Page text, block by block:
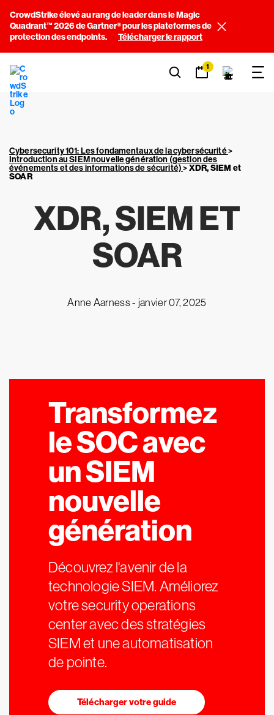
CrowdStrike élevé au rang de leader dans le Magic
Quadrant™ 2026 de Gartner® pour les plateformes de
protection des endpoints.
Télécharger le rapport
1
Cybersecurity 101: Les fondamentaux de la cybersécurité>
Introduction au SIEM nouvelle génération (gestion des
événements et des informations de sécurité)>XDR, SIEM et
SOAR
XDR, SIEM ET
SOAR
Anne Aarness - janvier 07, 2025
Transformez
le SOC avec
un SIEM
nouvelle
génération
Découvrez l'avenir de la
technologie SIEM. Améliorez
votre security operations
center avec des stratégies
SIEM et une automatisation
de pointe.
Télécharger votre guide